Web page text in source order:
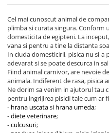
Cel mai cunoscut animal de
plimba si curata singura. Conform
domesticita de egipteni. La
vana si pentru a tine la distanta
In ciuda domesticirii, pisica nu si-
adevarat si se poate descurca in
Fiind animal carnivor, are nevoie
animala. Indiferent de rasa, pisica
Ne dorim sa venim in ajutorul tau
pentru ingrijirea pisicii tale cum ar
- hrana uscatasi hrana umeda;
-diete veterinare;
-culcusuri;